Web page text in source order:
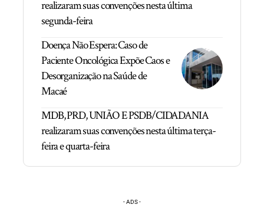
realizaram suas convenções nesta última
segunda-feira
Doença Não Espera: Caso de
Paciente Oncológica Expõe Caos e
Desorganização na Saúde de
Macaé
MDB, PRD, UNIÃO E PSDB/CIDADANIA
realizaram suas convenções nesta última terça-
feira e quarta-feira
- ADS -